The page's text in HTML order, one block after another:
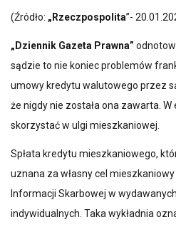
(Źródło: „Rzeczpospolita”-
„Dziennik Gazeta Prawna”
sądzie to nie koniec problemów
umowy kredytu walutowego przez
że nigdy nie została ona zawarta.
skorzystać w ulgi mieszkaniowej.
Spłata kredytu mieszkaniowego,
uznana za własny cel
Informacji Skarbowej w
indywidualnych. Taka wykładnia